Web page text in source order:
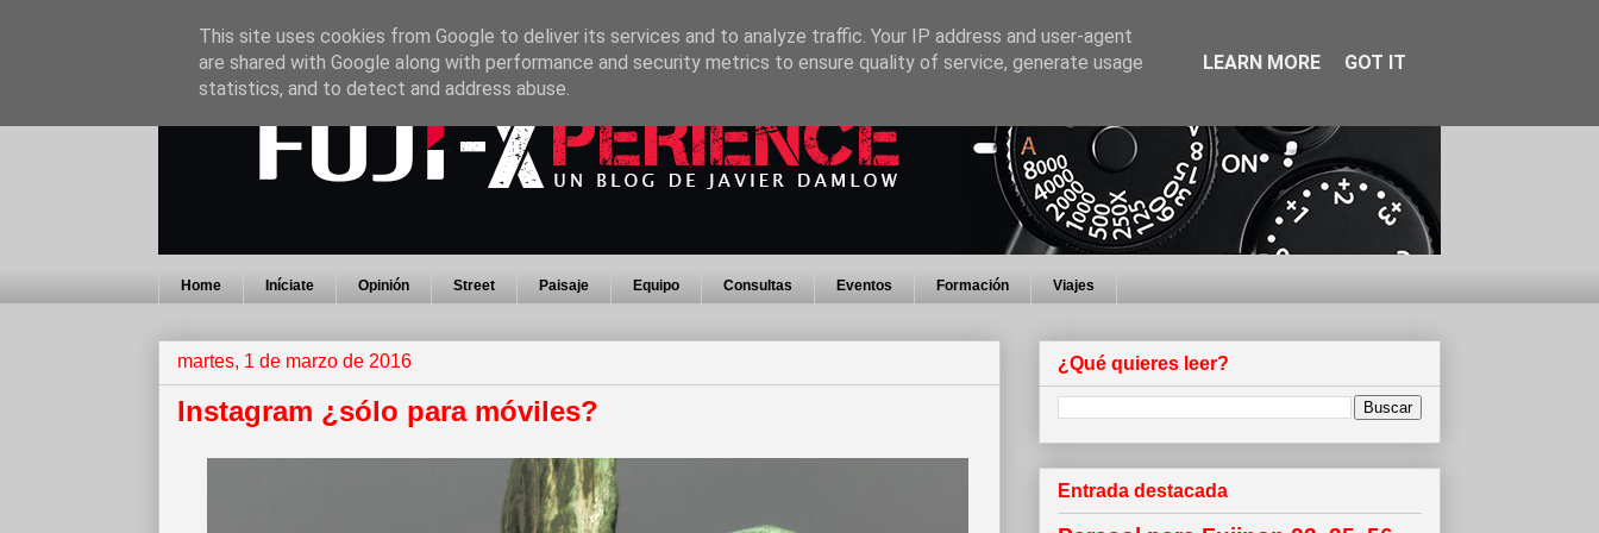
Home Iníciate Opinión Street Paisaje Equipo Consultas Eventos Formación Viajes
martes, 1 de marzo de 2016
Instagram ¿sólo para móviles?
¿Qué quieres leer?
Entrada destacada
This site uses cookies from Google to deliver its services and to analyze traffic. Your IP address and user-agent
are shared with Google along with performance and security metrics to ensure quality of service, generate usage
statistics, and to detect and address abuse.
LEARN MORE GOT IT